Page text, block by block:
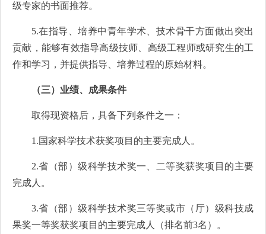
级专家的书面推荐。
5.在指导、培养中青年学术、技术骨干方面做出突出
贡献，能够有效指导高级技师、高级工程师或研究生的工
作和学习，并提供指导、培养过程的原始材料。
（三）业绩、成果条件
取得现资格后，具备下列条件之一：
1.国家科学技术获奖项目的主要完成人。
2.省（部）级科学技术奖一、二等奖获奖项目的主要
完成人。
3.省（部）级科学技术奖三等奖或市（厅）级科技成
果奖一等奖获奖项目的主要完成人（排名前3名）。